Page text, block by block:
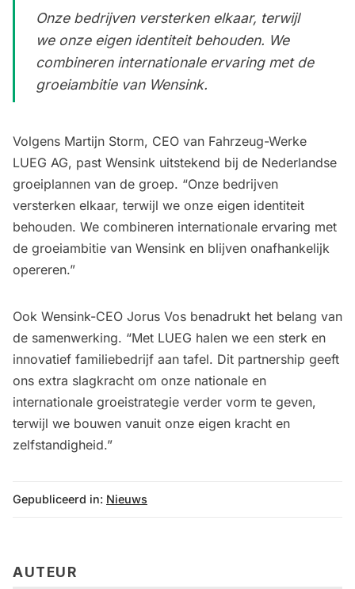
Onze bedrijven versterken elkaar, terwijl
we onze eigen identiteit behouden. We
combineren internationale ervaring met de
groeiambitie van Wensink.
Volgens Martijn Storm, CEO van Fahrzeug-Werke
LUEG AG, past Wensink uitstekend bij de Nederlandse
groeiplannen van de groep. “Onze bedrijven
versterken elkaar, terwijl we onze eigen identiteit
behouden. We combineren internationale ervaring met
de groeiambitie van Wensink en blijven onafhankelijk
opereren.”
Ook Wensink-CEO Jorus Vos benadrukt het belang van
de samenwerking. “Met LUEG halen we een sterk en
innovatief familiebedrijf aan tafel. Dit partnership geeft
ons extra slagkracht om onze nationale en
internationale groeistrategie verder vorm te geven,
terwijl we bouwen vanuit onze eigen kracht en
zelfstandigheid.”
Gepubliceerd in: Nieuws
AUTEUR